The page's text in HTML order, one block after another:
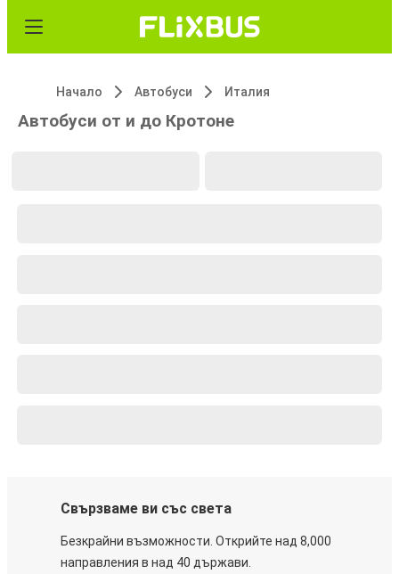
Начало Автобуси Италия
Автобуси от и до Кротоне
Свързваме ви със света
Безкрайни възможности. Открийте над 8,000
направления в над 40 държави.